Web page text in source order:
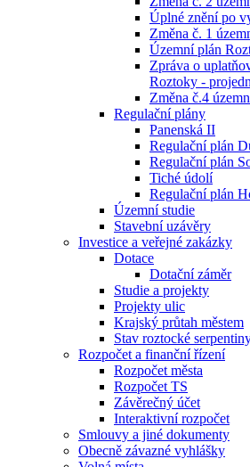
Úplné znění po
Změna č. 1
Územní plán
Zpráva o
Roztoky -
Změna č.4
Regulační plány
Panenská II
Regulační plán
Regulační plán
Tiché údolí
Regulační plán
Územní studie
Stavební uzávěry
Investice a veřejné zakázky
Dotace
Dotační záměr
Studie a projekty
Projekty ulic
Krajský průtah městem
Stav roztocké
Rozpočet a finanční řízení
Rozpočet města
Rozpočet TS
Závěrečný účet
Interaktivní rozpočet
Smlouvy a jiné dokumenty
Obecně závazné vyhlášky